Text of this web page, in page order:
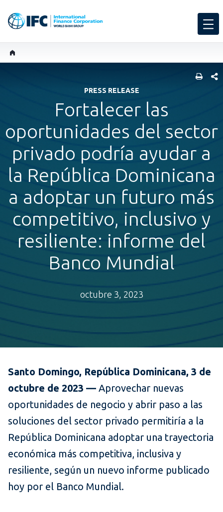
PRESS RELEASE
Fortalecer las
oportunidades del sector
privado podría ayudar a
la República Dominicana
a adoptar un futuro más
competitivo, inclusivo y
resiliente: informe del
Banco Mundial
octubre 3, 2023
Santo Domingo, República Dominicana, 3 de
octubre de 2023 — Aprovechar nuevas
oportunidades de negocio y abrir paso a las
soluciones del sector privado permitiría a la
República Dominicana adoptar una trayectoria
económica más competitiva, inclusiva y
resiliente, según un nuevo informe publicado
hoy por el Banco Mundial.